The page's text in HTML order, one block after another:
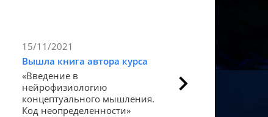
15/11/2021
Вышла книга автора курса
«Введение в
нейрофизиологию
концептуального мышления.
Код неопределенности»
Статья в Forbes
Как мозг
«счастье».